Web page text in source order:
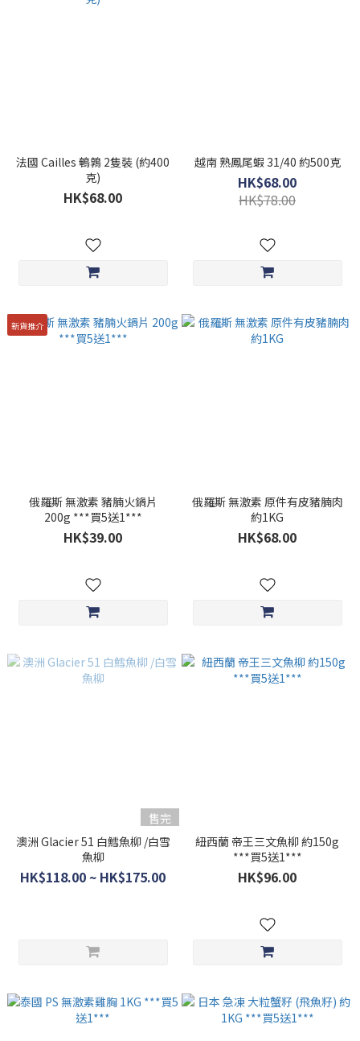
法國 Cailles 鵪鶉 2隻裝 (約400
克)
HK$68.00
越南 熟鳳尾蝦 31/40 約500克
HK$68.00
HK$78.00
新貨推介
俄羅斯 無激素 豬腩火鍋片
200g ***買5送1***
HK$39.00
俄羅斯 無激素 原件有皮豬腩肉
約1KG
HK$68.00
售完
澳洲 Glacier 51 白鱈魚柳 /白雪
魚柳
HK$118.00 ~ HK$175.00
紐西蘭 帝王三文魚柳 約150g
***買5送1***
HK$96.00